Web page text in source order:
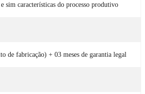
sim características do processo produtivo
de fabricação) + 03 meses de garantia legal